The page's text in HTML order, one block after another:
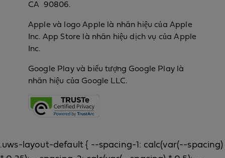
CA 90806.
Apple và logo Apple là nhãn hiệu của Apple
Inc. App Store là nhãn hiệu dịch vụ của Apple
Inc.
Google Play và biểu tượng Google Play là
nhãn hiệu của Google LLC.